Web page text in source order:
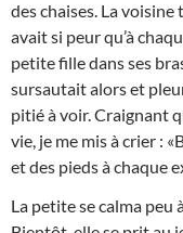
des chaises. La
avait si peur qu’à
petite fille dans ses
sursautait alors et
pitié à voir. Craignant
vie, je me mis à crier :
et des pieds à chaque
La petite se calma peu